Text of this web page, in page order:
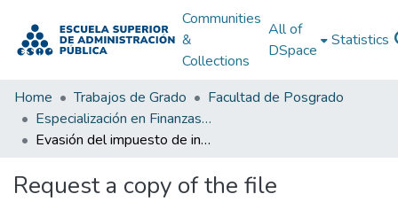
Communities
&
Collections
All of
DSpace
Statistics
Home Trabajos de Grado
Facultad de Posgrado
Especialización en Finanzas Públicas
Evasión del impuesto de industria y comercio en los establecimientos de abarrotes del municipio de Fresno Tolima
Request a copy of the file